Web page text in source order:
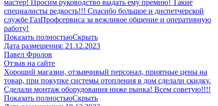
мастер! Просим руководство выдать ему премию! Такие
специалисты редкость!!! Спасибо большое и диспетчерской
службе ГазПрофсервиса за вежливое общение и оперативную
работу!
Показать полностьюСкрыть
Дата размещения: 21.12.2023
Павел Фролов
Отзыв на сайте
Хороший магазин, отзывчивый персонал, приятные цены на
товар, при покупке системы отопления в дом сделали скидку.
Сделали монтаж оборудования ниже рынка! Всем советую!!!!
Показать полностьюСкрыть